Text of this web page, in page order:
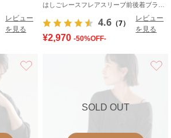
レビュー
を見る
4.6 （7）
レビュー
を見る
¥2,970 -50%OFF-
SOLD OUT